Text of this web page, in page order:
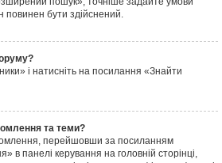
повинен бути здійснений.
і натисніть на посилання «Знайти
та теми?
перейшовши за посиланням
в панелі керування на головній сторінці,